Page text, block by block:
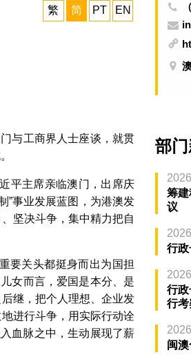
繁 简 PT EN
与工商界人士座谈，就贯
平主席亲临澳门，出席庆
”事业发展蓝图，为港澳发
坚决斗争，集中精力把自
要关头都挺身而出为国担
女而言，爱国是本分、是
继，把个人理想、企业发
进行斗争，用实际行动诠
血脉之中，生动展现了薪
部门
筹
议
行
行
行
闽